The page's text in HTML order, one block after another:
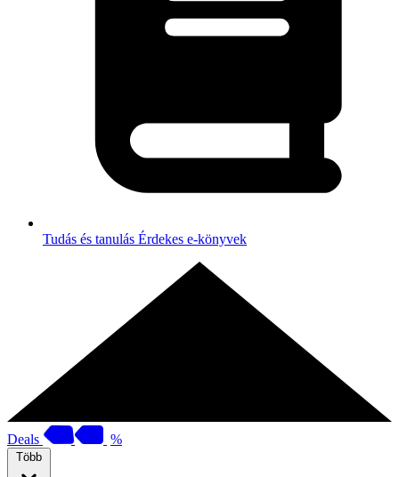
Tudás és tanulás Érdekes e-könyvek
Deals %
Több